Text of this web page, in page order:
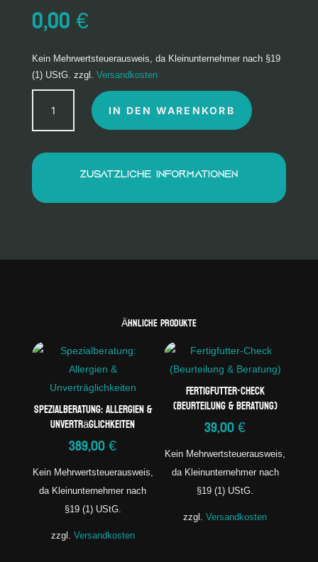
0,00€
Kein Mehrwertsteuerausweis, da Kleinunternehmer nach §19
(1) UStG. zzgl. Versandkosten
Herzblutprojekt:
Tierschutz-
Special
IN DEN WARENKORB
l
e
Zusätzliche Informationen
Ähnliche Produkte
Spezialberatung: Allergien &
Unverträglichkeiten
389,00€
Kein Mehrwertsteuerausweis,
da Kleinunternehmer nach
§19 (1) UStG.
zzgl. Versandkosten
Fertigfutter-Check
(Beurteilung & Beratung)
39,00€
Kein Mehrwertsteuerausweis,
da Kleinunternehmer nach
§19 (1) UStG.
zzgl.Versandkosten